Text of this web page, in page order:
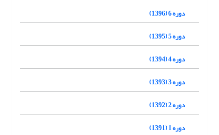
دوره 6 (1396)
دوره 5 (1395)
دوره 4 (1394)
دوره 3 (1393)
دوره 2 (1392)
دوره 1 (1391)